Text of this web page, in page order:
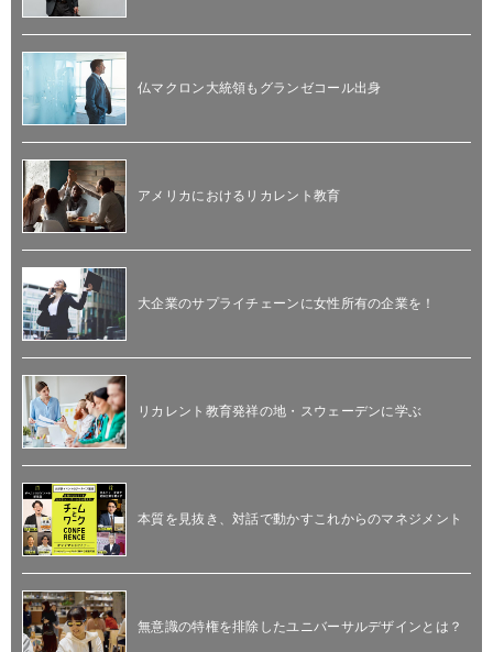
仏マクロン大統領もグランゼコール出身
アメリカにおけるリカレント教育
大企業のサプライチェーンに女性所有の企業を！
リカレント教育発祥の地・スウェーデンに学ぶ
本質を見抜き、対話で動かすこれからのマネジメント
無意識の特権を排除したユニバーサルデザインとは？